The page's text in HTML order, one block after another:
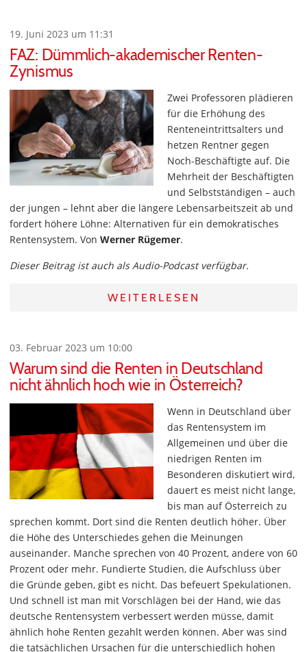
19. Juni 2023 um 11:31
FAZ: Dümmlich-akademischer Renten-
Zynismus
Zwei Professoren plädieren
für die Erhöhung des
Renteneintrittsalters und
hetzen Rentner gegen
Noch-Beschäftigte auf. Die
Mehrheit der Beschäftigten
und Selbstständigen – auch
der jungen – lehnt aber die längere Lebensarbeitszeit ab und
fordert höhere Löhne: Alternativen für ein demokratisches
Rentensystem. Von Werner Rügemer.
Dieser Beitrag ist auch als Audio-Podcast verfügbar.
WEITERLESEN
03. Februar 2023 um 10:00
Warum sind die Renten in Deutschland
nicht ähnlich hoch wie in Österreich?
Wenn in Deutschland über
das Rentensystem im
Allgemeinen und über die
niedrigen Renten im
Besonderen diskutiert wird,
dauert es meist nicht lange,
bis man auf Österreich zu
sprechen kommt. Dort sind die Renten deutlich höher. Über
die Höhe des Unterschiedes gehen die Meinungen
auseinander. Manche sprechen von 40 Prozent, andere von 60
Prozent oder mehr. Fundierte Studien, die Aufschluss über
die Gründe geben, gibt es nicht. Das befeuert Spekulationen.
Und schnell ist man mit Vorschlägen bei der Hand, wie das
deutsche Rentensystem verbessert werden müsse, damit
ähnlich hohe Renten gezahlt werden können. Aber was sind
die tatsächlichen Ursachen für die unterschiedlich hohen